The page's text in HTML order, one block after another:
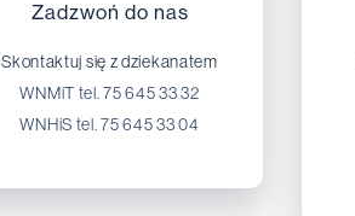
Zadzwoń do nas
Skontaktuj się z dziekanatem
WNMiT tel. 75 645 33 32
WNHiS tel. 75 645 33 04